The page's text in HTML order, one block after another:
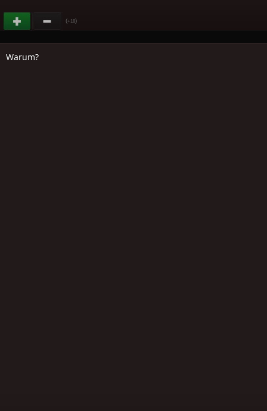
(+18)
Warum?